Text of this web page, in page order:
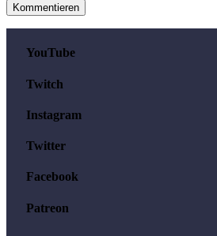
YouTube
Twitch
Instagram
Twitter
Facebook
Patreon